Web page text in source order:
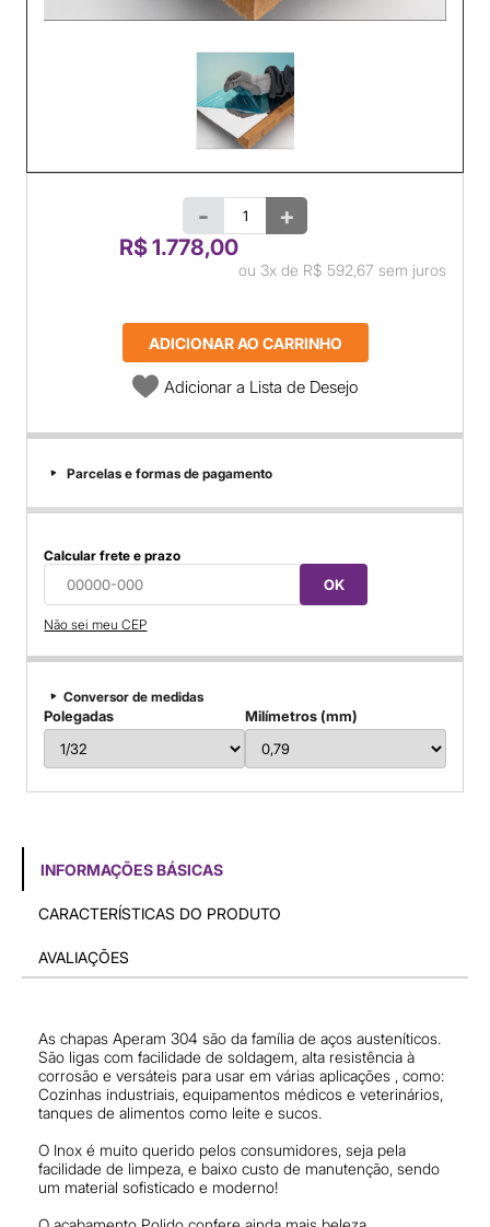
- +
R$ 1.778,00
ou 3x de R$ 592,67 sem juros
ADICIONAR AO CARRINHO
Adicionar a Lista de Desejo
Parcelas e formas de pagamento
Calcular frete e prazo
OK
Não sei meu CEP
Conversor de medidas
Polegadas Milímetros (mm)
INFORMAÇÕES BÁSICAS
CARACTERÍSTICAS DO PRODUTO
AVALIAÇÕES
As chapas Aperam 304 são da família de aços austeníticos.
São ligas com facilidade de soldagem, alta resistência à
corrosão e versáteis para usar em várias aplicações , como:
Cozinhas industriais, equipamentos médicos e veterinários,
tanques de alimentos como leite e sucos.
O Inox é muito querido pelos consumidores, seja pela
facilidade de limpeza, e baixo custo de manutenção, sendo
um material sofisticado e moderno!